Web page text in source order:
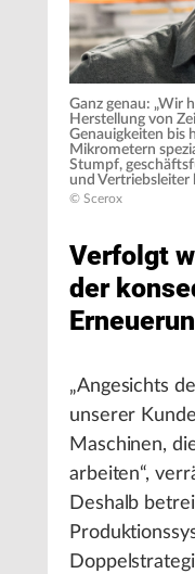
Ganz genau: „Wir
Herstellung von
Genauigkeiten bis
Mikrometern
Stumpf,
und Vertriebsleiter
© Scerox
Verfolgt
der
„Angesichts
unserer
Maschinen,
arbeiten“,
Deshalb